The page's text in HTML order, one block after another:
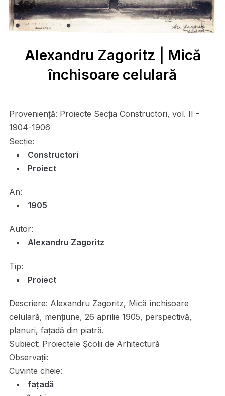
Alexandru Zagoritz | Mică
închisoare celulară
Proveniență: Proiecte Secţia Constructori, vol. II -
1904-1906
Secție:
Constructori
Proiect
An:
1905
Autor:
Alexandru Zagoritz
Tip:
Proiect
Descriere: Alexandru Zagoritz, Mică închisoare
celulară, menţiune, 26 aprilie 1905, perspectivă,
planuri, faţadă din piatră.
Subiect: Proiectele Școlii de Arhitectură
Observații:
Cuvinte cheie:
fațadă